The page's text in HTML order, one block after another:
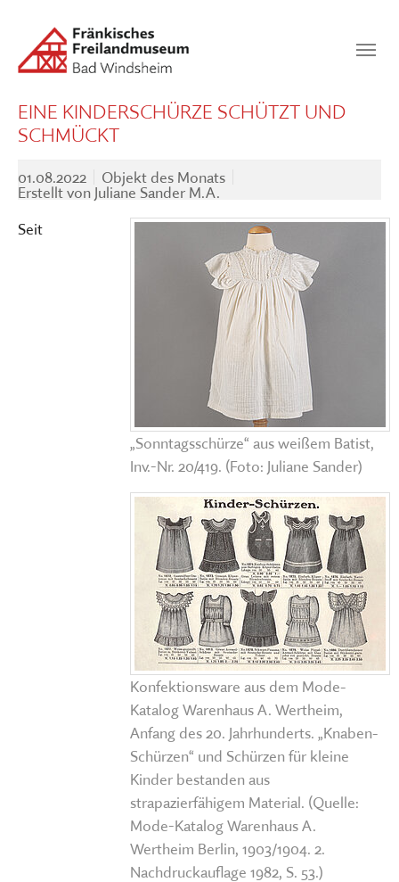
SUCHEN
EINE KINDERSCHÜRZE SCHÜTZT UND
SCHMÜCKT
01.08.2022
Objekt des Monats
Erstellt von Juliane Sander M.A.
„Sonntagsschürze“ aus weißem Batist,
Inv.-Nr. 20/419. (Foto: Juliane Sander)
Konfektionsware aus dem Mode-
Katalog Warenhaus A. Wertheim,
Anfang des 20. Jahrhunderts. „Knaben-
Schürzen“ und Schürzen für kleine
Kinder bestanden aus
strapazierfähigem Material. (Quelle:
Mode-Katalog Warenhaus A.
Wertheim Berlin, 1903/1904. 2.
Nachdruckauflage 1982, S. 53.)
Seit